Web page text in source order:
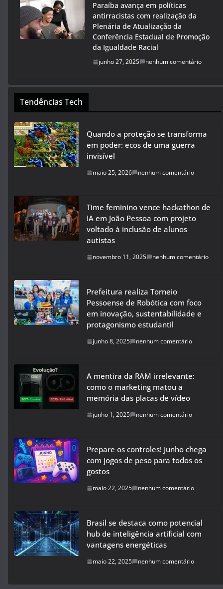
Paraíba avança em políticas
antirracistas com realização da
Plenária de Atualização da
Conferência Estadual de Promoção
da Igualdade Racial
junho 27, 2025 nenhum comentário
Tendências Tech
Quando a proteção se transforma
em poder: ecos de uma guerra
invisível
maio 25, 2026 nenhum comentário
Time feminino vence hackathon de
IA em João Pessoa com projeto
voltado à inclusão de alunos
autistas
novembro 11, 2025 nenhum comentário
Prefeitura realiza Torneio
Pessoense de Robótica com foco
em inovação, sustentabilidade e
protagonismo estudantil
junho 8, 2025 nenhum comentário
A mentira da RAM irrelevante:
como o marketing matou a
memória das placas de vídeo
junho 1, 2025 nenhum comentário
Prepare os controles! Junho chega
com jogos de peso para todos os
gostos
maio 22, 2025 nenhum comentário
Brasil se destaca como potencial
hub de inteligência artificial com
vantagens energéticas
maio 22, 2025 nenhum comentário